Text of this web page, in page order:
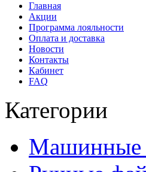
Главная
Акции
Программа лояльности
Оплата и доставка
Новости
Контакты
Кабинет
FAQ
Категории
Машинные